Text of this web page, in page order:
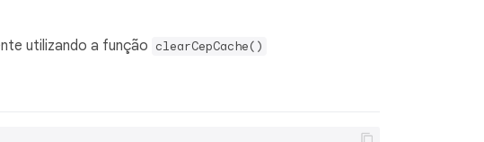
utilizando a função clearCepCache()